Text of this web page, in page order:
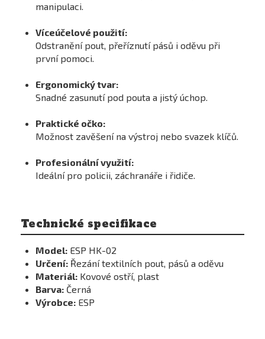
manipulaci.
Víceúčelové použití:
Odstranění pout, přeříznutí pásů i oděvu při
první pomoci.
Ergonomický tvar:
Snadné zasunutí pod pouta a jistý úchop.
Praktické očko:
Možnost zavěšení na výstroj nebo svazek klíčů.
Profesionální využití:
Ideální pro policii, záchranáře i řidiče.
Technické specifikace
Model: ESP HK-02
Určení: Řezání textilních pout, pásů a oděvu
Materiál: Kovové ostří, plast
Barva: Černá
Výrobce: ESP